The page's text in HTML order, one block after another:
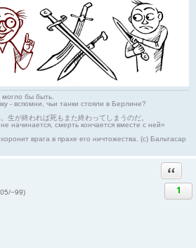
могло бы быть.
- вспомни, чьи танки стояли в Берлине?
生が終われば死もまた終わってしまうのだ。
начинается, смерть кончается вместе с ней»
врага в прахе его ничтожества. (с) Бальтасар
−99)
1